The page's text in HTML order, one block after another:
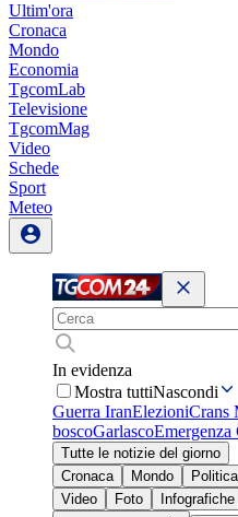
Ultim'ora
Cronaca
Mondo
Economia
TgcomLab
Televisione
TgcomMag
Video
Schede
Sport
Meteo
In evidenza
Mostra tuttiNascondi
Guerra IranElezioniCrans
boscoGarlascoEmergenza
Tutte le notizie del giorno
Cronaca
Mondo Politica
Video
Foto Infografiche